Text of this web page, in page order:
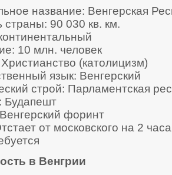
название: Венгерская
90 030 кв. км.
10 млн. человек
(католицизм)
язык: Венгерский
строй: Парламентская
Будапешт
форинт
от московского на 2 часа
в Венгрии